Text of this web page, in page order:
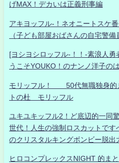
げMAX！デカいは正義刑事編
アキヨッフル-！ネオニートスケ
（子ども部屋おばさんの自宅警備
[ヨシヨシロッフル-！！-素浪人勇
うこそYOUKO！のナンノ洋子の
モリッフル！ 50代無職独身的
トの杜 モリッフル
ユキユキッフル2！ど底辺的一同
世代！人生の強制ロスカットで
のクリスタルキングボンビー脱出
ヒロコンプレックスNIGHT 的ま